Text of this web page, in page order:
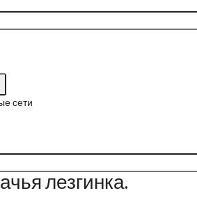
сети
лезгинка.